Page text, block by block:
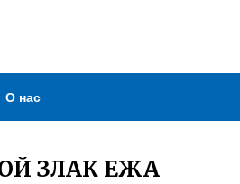
О нас
ЗЛАК ЕЖА